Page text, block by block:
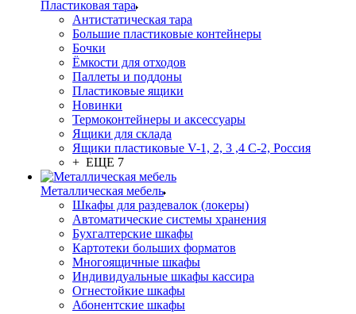
Пластиковая тара
Антистатическая тара
Большие пластиковые контейнеры
Бочки
Ёмкости для отходов
Паллеты и поддоны
Пластиковые ящики
Новинки
Термоконтейнеры и аксессуары
Ящики для склада
Ящики пластиковые V-1, 2, 3 ,4 С-2, Россия
+ ЕЩЕ 7
Металлическая мебель
Шкафы для раздевалок (локеры)
Автоматические системы хранения
Бухгалтерские шкафы
Картотеки больших форматов
Многоящичные шкафы
Индивидуальные шкафы кассира
Огнестойкие шкафы
Абонентские шкафы